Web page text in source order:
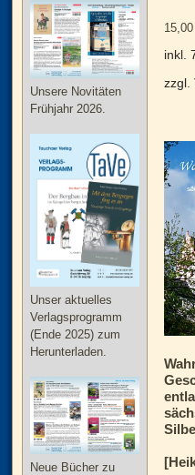
inkl.
zzgl.
Unsere Novitäten
Frühjahr 2026.
Unser aktuelles
Verlagsprogramm
(Ende 2025) zum
Herunterladen.
Neue Bücher zu